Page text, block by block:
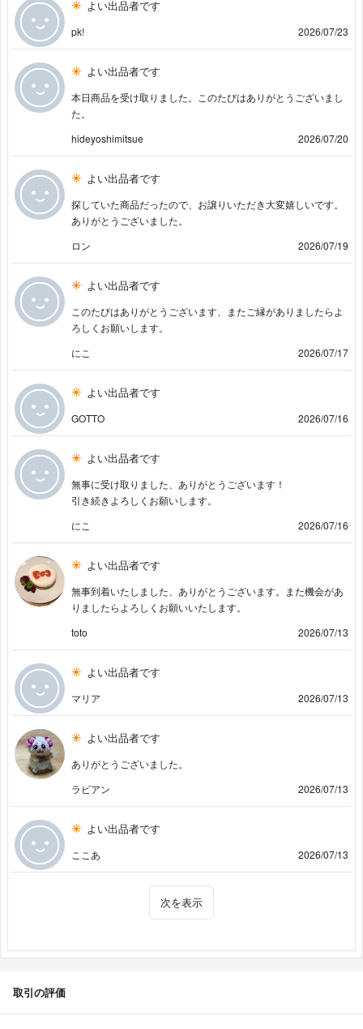
よい出品者です
pk! 2026/07/23
よい出品者です
本日商品を受け取りました。このたびはありがとうございまし
た。
hideyoshimitsue
2026/07/20
よい出品者です
探していた商品だったので、お譲りいただき大変嬉しいです。
ありがとうございました。
ロン
2026/07/19
よい出品者です
このたびはありがとうございます、またご縁がありましたらよ
ろしくお願いします。
にこ
2026/07/17
よい出品者です
GOTTO 2026/07/16
よい出品者です
無事に受け取りました、ありがとうございます！
引き続きよろしくお願いします。
にこ
2026/07/16
よい出品者です
無事到着いたしました、ありがとうございます。また機会があ
りましたらよろしくお願いいたします。
toto
2026/07/13
よい出品者です
マリア 2026/07/13
よい出品者です
ありがとうございました。
ラビアン
2026/07/13
よい出品者です
ここあ 2026/07/13
次を表示
取引の評価